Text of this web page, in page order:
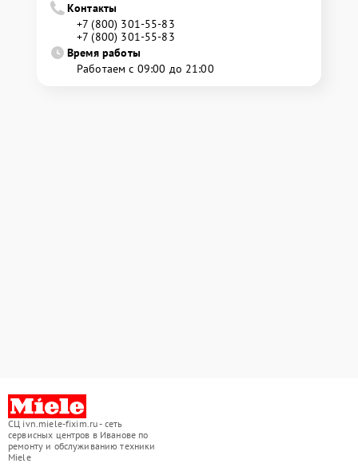
Контакты
+7 (800) 301-55-83
+7 (800) 301-55-83
Время работы
Работаем с 09:00 до 21:00
СЦ ivn.miele-fixim.ru - сеть
сервисных центров в Иванове по
ремонту и обслуживанию техники
Miele